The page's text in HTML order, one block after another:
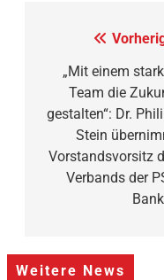
„Mit einem
Team die
gestalten“: Dr.
Stein
Vorstandsvorsitz
Verbands der
Weitere News